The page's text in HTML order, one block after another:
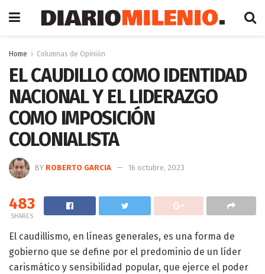
Home Columnas de Opinión
EL CAUDILLO COMO IDENTIDAD
NACIONAL Y EL LIDERAZGO
COMO IMPOSICIÓN
COLONIALISTA
BY ROBERTO GARCIA 16 octubre, 2023
483
SHARES
El caudillismo, en líneas generales, es una forma de
gobierno que se define por el predominio de un líder
carismático y sensibilidad popular, que ejerce el poder